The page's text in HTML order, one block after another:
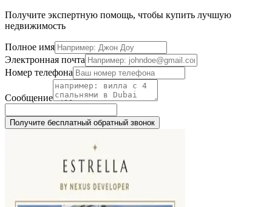
Получите экспертную помощь, чтобы купить лучшую
недвижимость
Полное имя
Электронная почта
Номер телефона
Сообщение
Получите бесплатный обратный звонок